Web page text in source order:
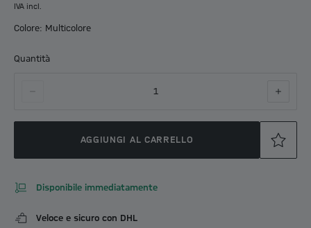
IVA incl.
Colore: Multicolore
Quantità
1
AGGIUNGI AL CARRELLO
Disponibile immediatamente
Veloce e sicuro con DHL